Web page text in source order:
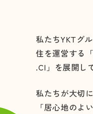
私たちYKTグ
住を運営する
.CI」を展開し
私たちが大切
「居心地のよ